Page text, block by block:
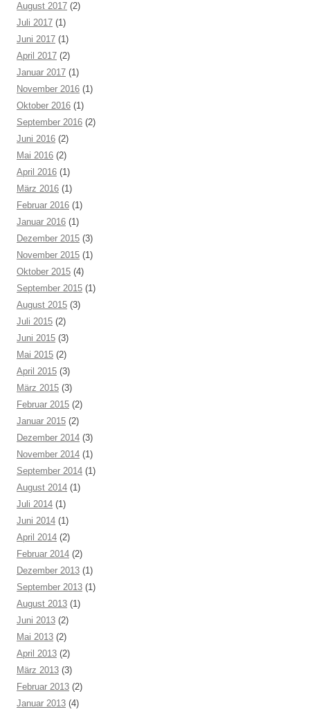
August 2017 (2)
Juli 2017 (1)
Juni 2017 (1)
April 2017 (2)
Januar 2017 (1)
November 2016 (1)
Oktober 2016 (1)
September 2016 (2)
Juni 2016 (2)
Mai 2016 (2)
April 2016 (1)
März 2016 (1)
Februar 2016 (1)
Januar 2016 (1)
Dezember 2015 (3)
November 2015 (1)
Oktober 2015 (4)
September 2015 (1)
August 2015 (3)
Juli 2015 (2)
Juni 2015 (3)
Mai 2015 (2)
April 2015 (3)
März 2015 (3)
Februar 2015 (2)
Januar 2015 (2)
Dezember 2014 (3)
November 2014 (1)
September 2014 (1)
August 2014 (1)
Juli 2014 (1)
Juni 2014 (1)
April 2014 (2)
Februar 2014 (2)
Dezember 2013 (1)
September 2013 (1)
August 2013 (1)
Juni 2013 (2)
Mai 2013 (2)
April 2013 (2)
März 2013 (3)
Februar 2013 (2)
Januar 2013 (4)